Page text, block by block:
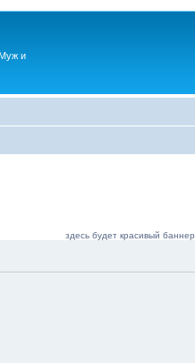
и
здесь будет красивый баннер